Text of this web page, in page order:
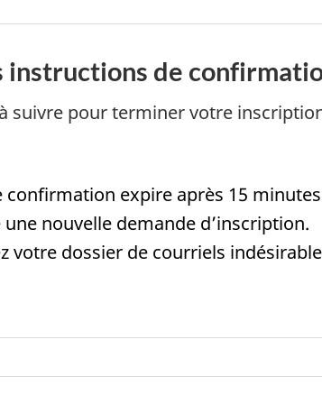
de
suivre pour terminer votre
confirmation expire après 15
nouvelle demande d’inscription.
votre dossier de courriels